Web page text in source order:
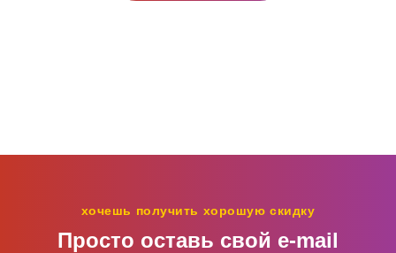
хочешь получить хорошую скидку
Просто оставь свой e‑mail